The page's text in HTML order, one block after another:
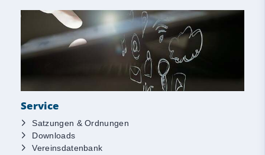
Service
Satzungen & Ordnungen
Downloads
Vereinsdatenbank